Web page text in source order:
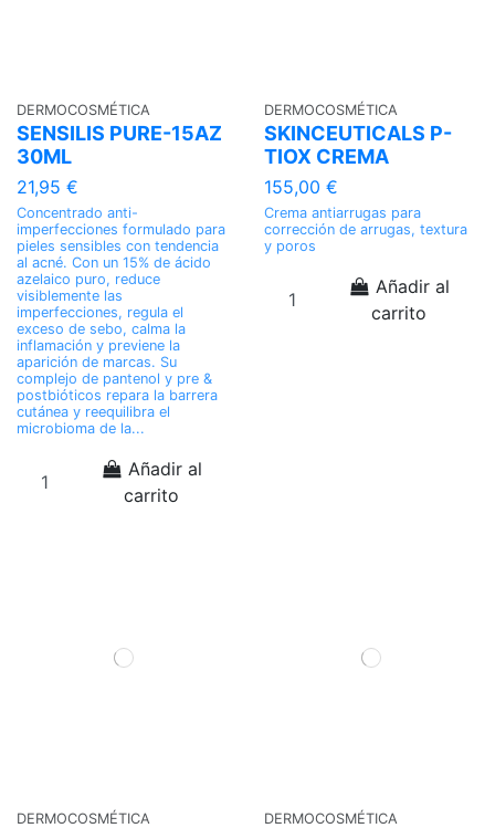
DERMOCOSMÉTICA
SENSILIS PURE-15AZ
30ML
21,95 €
Concentrado anti-
imperfecciones formulado para
pieles sensibles con tendencia
al acné. Con un 15% de ácido
azelaico puro, reduce
visiblemente las
imperfecciones, regula el
exceso de sebo, calma la
inflamación y previene la
aparición de marcas. Su
complejo de pantenol y pre &
postbióticos repara la barrera
cutánea y reequilibra el
microbioma de la...
Añadir al
carrito
DERMOCOSMÉTICA
SKINCEUTICALS P-
TIOX CREMA
155,00 €
Crema antiarrugas para
corrección de arrugas, textura
y poros
Añadir al
carrito
DERMOCOSMÉTICA DERMOCOSMÉTICA